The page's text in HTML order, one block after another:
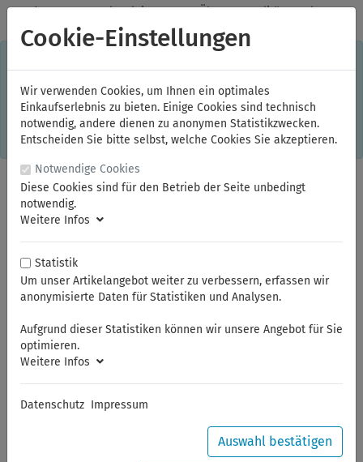
✓Jeden Monat starke Aktionen ✓Über 20 Qualitätsmarken ✓
Kostenlose Lieferung im Inland ab 150,00 Euro Bruttowarenwert
Einkaufserlebnis. Dabei werden beispielsweise die Session-
Informationen oder die Spracheinstellung auf Ihrem Rechner
gespeichert. Ohne Cookies ist der Funktionsumfang des
Online-Shops eingeschränkt. Sind Sie damit nicht
einverstanden, klicken Sie bitte hier.
Sommerferien
Sehr geehrte Kunden,
Ihre Bestellungen in diesem Zeitraum werden ab dem
Cookie-Einstellungen
Wir verwenden Cookies, um Ihnen ein optimales
Einkaufserlebnis zu bieten. Einige Cookies sind technisch
notwendig, andere dienen zu anonymen Statistikzwecken.
Entscheiden Sie bitte selbst, welche Cookies Sie akzeptieren.
Notwendige Cookies
Diese Cookies sind für den Betrieb der Seite unbedingt
notwendig.
Weitere Infos
Statistik
Um unser Artikelangebot weiter zu verbessern, erfassen wir
anonymisierte Daten für Statistiken und Analysen.
Aufgrund dieser Statistiken können wir unsere Angebot für Sie
optimieren.
Weitere Infos
Datenschutz Impressum
Auswahl bestätigen